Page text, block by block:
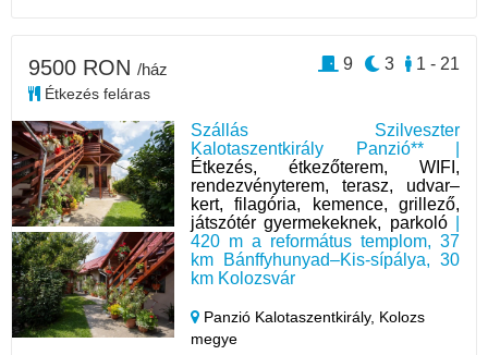
Szállás Szilveszter
Kalotaszentkirály Panzió** |
Étkezés, étkezőterem, WIFI,
rendezvényterem, terasz, udvar–
kert, filagória, kemence, grillező,
játszótér gyermekeknek, parkoló|
420 m a református templom, 37
km Bánffyhunyad–Kis-sípálya, 30
km Kolozsvár
Panzió Kalotaszentkirály, Kolozs
megye
9500 RON /ház
Étkezés feláras
1 - 21
3
9